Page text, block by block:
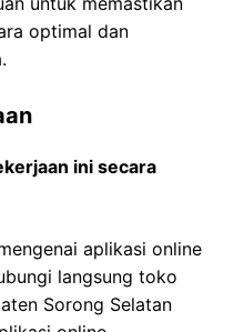
optimal dan
ini secara
aplikasi online
langsung toko
Sorong Selatan